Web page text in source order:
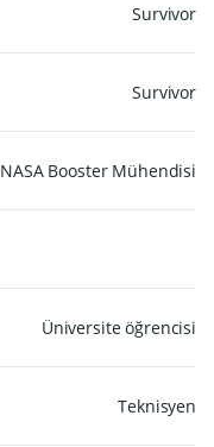
Survivor
Survivor
NASA Booster Mühendisi
Üniversite öğrencisi
Teknisyen